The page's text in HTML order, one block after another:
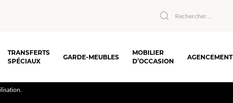
TRANSFERTS
SPÉCIAUX
GARDE-MEUBLES
MOBILIER
D’OCCASION
AGENCEMENT